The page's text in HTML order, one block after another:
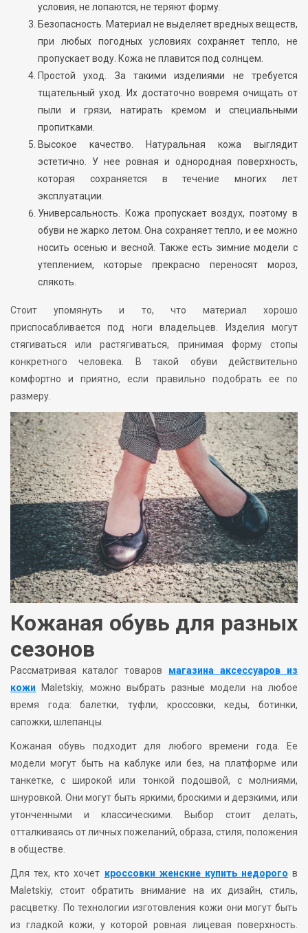
условия, не лопаются, не теряют форму.
Безопасность. Материал не выделяет вредных веществ,
при любых погодных условиях сохраняет тепло, не
пропускает воду. Кожа не плавится под солнцем.
Простой уход. За такими изделиями не требуется
тщательный уход. Их достаточно вовремя очищать от
пыли и грязи, натирать кремом и специальными
пропитками.
Высокое качество. Натуральная кожа выглядит
эстетично. У нее ровная и однородная поверхность,
которая сохраняется в течение многих лет
эксплуатации.
Универсальность. Кожа пропускает воздух, поэтому в
обуви не жарко летом. Она сохраняет тепло, и ее можно
носить осенью и весной. Также есть зимние модели с
утеплением, которые прекрасно переносят мороз,
слякоть.
Стоит упомянуть и то, что материал хорошо
приспосабливается под ноги владельцев. Изделия могут
стягиваться или растягиваться, принимая форму стопы
конкретного человека. В такой обуви действительно
комфортно и приятно, если правильно подобрать ее по
размеру.
Кожаная обувь для разных
сезонов
Рассматривая каталог товаров магазина аксессуаров из
кожи Maletskiy, можно выбрать разные модели на любое
время года: балетки, туфли, кроссовки, кеды, ботинки,
сапожки, шлепанцы.
Кожаная обувь подходит для любого времени года. Ее
модели могут быть на каблуке или без, на платформе или
танкетке, с широкой или тонкой подошвой, с молниями,
шнуровкой. Они могут быть яркими, броскими и дерзкими, или
утонченными и классическими. Выбор стоит делать,
отталкиваясь от личных пожеланий, образа, стиля, положения
в обществе.
Для тех, кто хочет кроссовки женские купить недорого в
Maletskiy, стоит обратить внимание на их дизайн, стиль,
расцветку. По технологии изготовления кожи они могут быть
из гладкой кожи, у которой ровная лицевая поверхность.